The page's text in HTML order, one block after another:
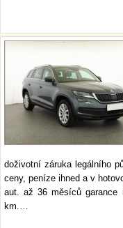
doživotní záruka legálního
ceny, peníze ihned a v
aut. až 36 měsíců garance
km.…